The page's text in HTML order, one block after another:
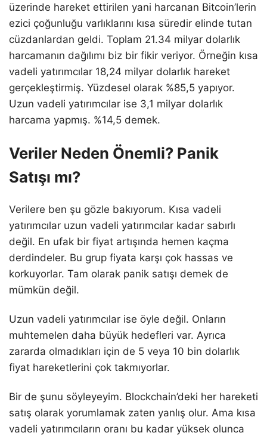
üzerinde hareket ettirilen yani harcanan Bitcoin’lerin
ezici çoğunluğu varlıklarını kısa süredir elinde tutan
cüzdanlardan geldi. Toplam 21.34 milyar dolarlık
harcamanın dağılımı biz bir fikir veriyor. Örneğin kısa
vadeli yatırımcılar 18,24 milyar dolarlık hareket
gerçekleştirmiş. Yüzdesel olarak %85,5 yapıyor.
Uzun vadeli yatırımcılar ise 3,1 milyar dolarlık
harcama yapmış. %14,5 demek.
Veriler Neden Önemli? Panik
Satışı mı?
Verilere ben şu gözle bakıyorum. Kısa vadeli
yatırımcılar uzun vadeli yatırımcılar kadar sabırlı
değil. En ufak bir fiyat artışında hemen kaçma
derdindeler. Bu grup fiyata karşı çok hassas ve
korkuyorlar. Tam olarak panik satışı demek de
mümkün değil.
Uzun vadeli yatırımcılar ise öyle değil. Onların
muhtemelen daha büyük hedefleri var. Ayrıca
zararda olmadıkları için de 5 veya 10 bin dolarlık
fiyat hareketlerini çok takmıyorlar.
Bir de şunu söyleyeyim. Blockchain’deki her hareketi
satış olarak yorumlamak zaten yanlış olur. Ama kısa
vadeli yatırımcıların oranı bu kadar yüksek olunca